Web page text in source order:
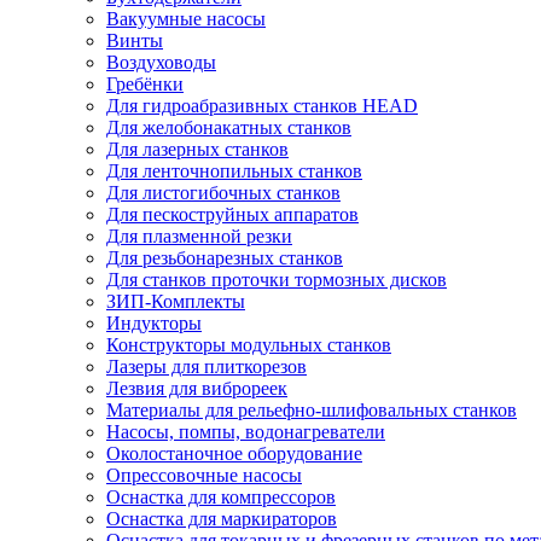
Вакуумные насосы
Винты
Воздуховоды
Гребёнки
Для гидроабразивных станков HEAD
Для желобонакатных станков
Для лазерных станков
Для ленточнопильных станков
Для листогибочных станков
Для пескоструйных аппаратов
Для плазменной резки
Для резьбонарезных станков
Для станков проточки тормозных дисков
ЗИП-Комплекты
Индукторы
Конструкторы модульных станков
Лазеры для плиткорезов
Лезвия для виброреек
Материалы для рельефно-шлифовальных станков
Насосы, помпы, водонагреватели
Околостаночное оборудование
Опрессовочные насосы
Оснастка для компрессоров
Оснастка для маркираторов